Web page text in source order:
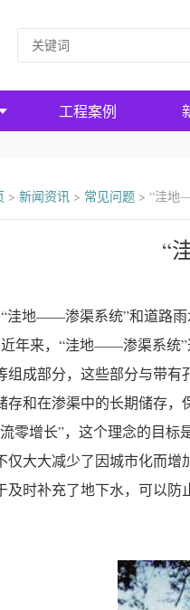
工程案例
> 新闻资讯> 常见问题> “洼地
“
地——渗渠系统”和道路雨
来，“洼地——渗渠系统”
组成部分，这些部分与带
存和在渗渠中的长期储存，
零增长”，这个理念的目
仅大大减少了因城市化而增
及时补充了地下水，可以防